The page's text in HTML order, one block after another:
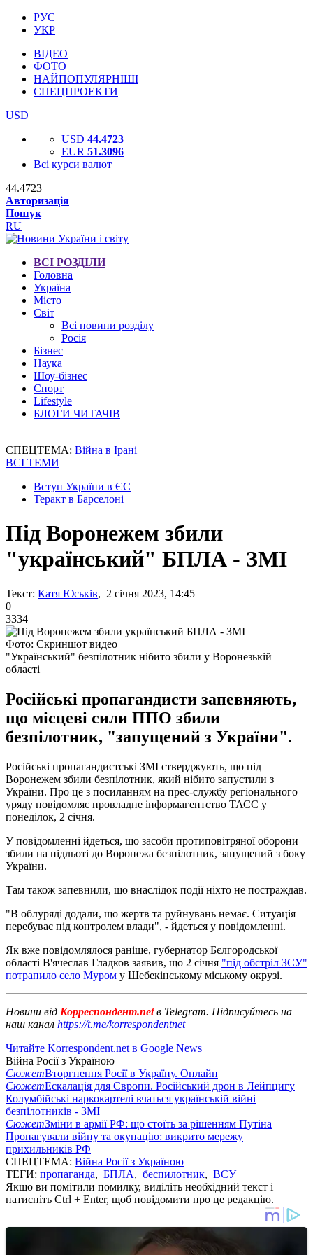
РУС
УКР
ВІДЕО
ФОТО
НАЙПОПУЛЯРНІШІ
СПЕЦПРОЕКТИ
USD
USD 44.4723
EUR 51.3096
Всі курси валют
44.4723
Авторизація
Пошук
RU
ВСІ РОЗДІЛИ
Головна
Україна
Місто
Світ
Всі новини розділу
Росія
Бізнес
Наука
Шоу-бізнес
Спорт
Lifestyle
БЛОГИ ЧИТАЧІВ
СПЕЦТЕМА: Війна в Ірані
ВСІ ТЕМИ
Вступ України в ЄС
Теракт в Барселоні
Під Воронежем збили
"український" БПЛА - ЗМІ
Текст: Катя Юськів, 2 січня 2023, 14:45
0
3334
Фото: Скриншот видео
"Український" безпілотник нібито збили у Воронезькій
області
Російські пропагандисти запевняють,
що місцеві сили ППО збили
безпілотник, "запущений з України".
Російські пропагандистські ЗМІ стверджують, що під
Воронежем збили безпілотник, який нібито запустили з
України. Про це з посиланням на прес-службу регіонального
уряду повідомляє провладне інформагентство ТАСС у
понеділок, 2 січня.
У повідомленні йдеться, що засоби протиповітряної оборони
збили на підльоті до Воронежа безпілотник, запущений з боку
України.
Там також запевнили, що внаслідок події ніхто не постраждав.
"В облуряді додали, що жертв та руйнувань немає. Ситуація
перебуває під контролем влади", - йдеться у повідомленні.
Як вже повідомлялося раніше, губернатор Бєлгородської
області В'ячеслав Гладков заявив, що 2 січня "під обстріл ЗСУ"
потрапило село Муром у Шебекінському міському окрузі.
Новини від Корреспондент.netв Telegram. Підписуйтесь на
наш канал https://t.me/korrespondentnet
Читайте Korrespondent.net в Google News
Війна Росії з Україною
СюжетВторгнення Росії в Україну. Онлайн
СюжетЕскалація для Європи. Російський дрон в Лейпцигу
Колумбійські наркокартелі вчаться українській війні
безпілотників - ЗМІ
СюжетЗміни в армії РФ: що стоїть за рішенням Путіна
Пропагували війну та окупацію: викрито мережу
прихильників РФ
СПЕЦТЕМА: Війна Росії з Україною
ТЕГИ: пропаганда, БПЛА, беспилотник, ВСУ
Якщо ви помітили помилку, виділіть необхідний текст і
натисніть Ctrl + Enter, щоб повідомити про це редакцію.